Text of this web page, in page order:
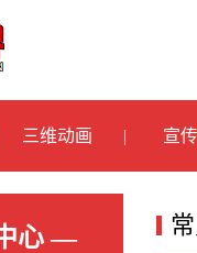
三维动画 宣
心 —